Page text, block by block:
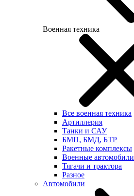
Военная техника
Все военная техника
Артиллерия
Танки и САУ
БМП, БМД, БТР
Ракетные комплексы
Военные автомобили
Тягачи и трактора
Разное
Автомобили